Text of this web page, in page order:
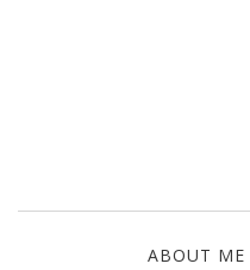
ABOUT ME